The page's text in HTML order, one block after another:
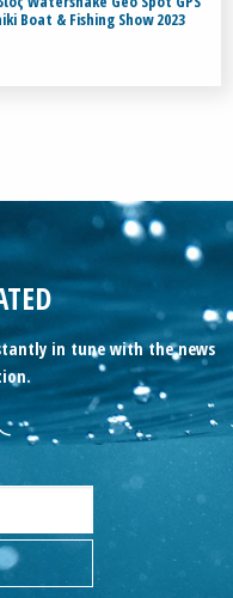
Boat & Fishing Show 2023
in tune with the news